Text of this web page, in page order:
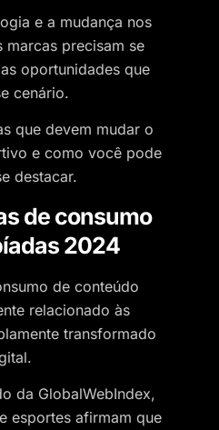
e a mudança nos
marcas precisam se
oportunidades que
cenário.
que devem mudar o
e como você pode
destacar.
de consumo
2024
de conteúdo
relacionado às
transformado
da GlobalWebIndex,
esportes afirmam que